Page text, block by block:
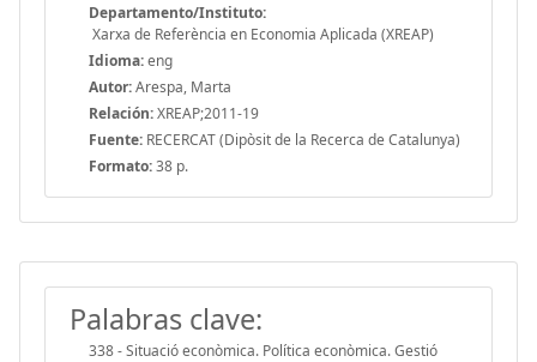
Departamento/Instituto:
Xarxa de Referència en Economia Aplicada (XREAP)
Idioma:eng
Autor:Arespa, Marta
Relación:XREAP;2011-19
Fuente: RECERCAT (Dipòsit de la Recerca de Catalunya)
Formato:38 p.
Palabras clave:
338 - Situació econòmica. Política econòmica. Gestió